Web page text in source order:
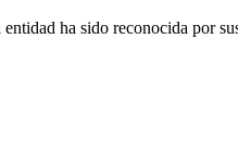
ha sido reconocida por